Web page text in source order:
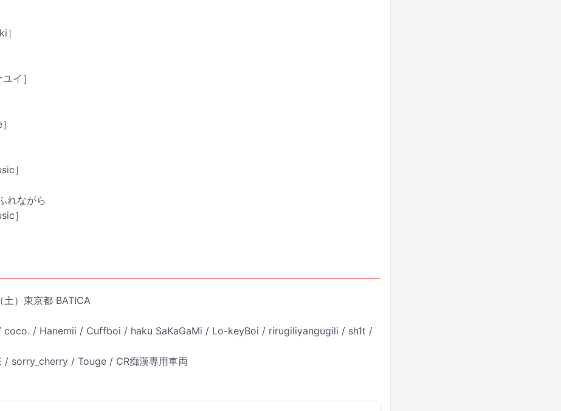
イ］
］
れながら
］
）東京都 BATICA
/ coco. / Hanemii / Cuffboi / haku SaKaGaMi / Lo-keyBoi / rirugiliyangugili / sh1t /
/ sorry_cherry / Touge / CR痴漢専用車両